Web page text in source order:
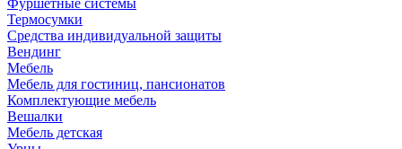
Фуршетные системы
Термосумки
Средства индивидуальной защиты
Вендинг
Мебель
Мебель для гостиниц, пансионатов
Комплектующие мебель
Вешалки
Мебель детская